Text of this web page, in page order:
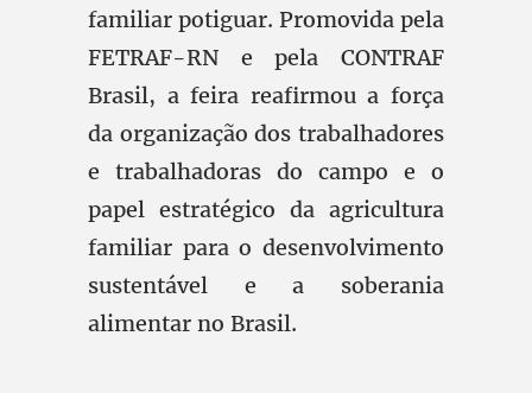
familiar potiguar. Promovida pela
FETRAF-RN e pela CONTRAF
Brasil, a feira reafirmou a força
da organização dos trabalhadores
e trabalhadoras do campo e o
papel estratégico da agricultura
familiar para o desenvolvimento
sustentável e a soberania
alimentar no Brasil.